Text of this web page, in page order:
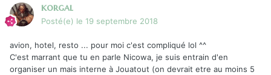
korgal
Posté(e) le 19 septembre 2018
avion, hotel, resto ... pour moi c'est compliqué lol ^^
C'est marrant que tu en parle Nicowa, je suis entrain d'en
organiser un mais interne à Jouatout (on devrait etre au moins 5